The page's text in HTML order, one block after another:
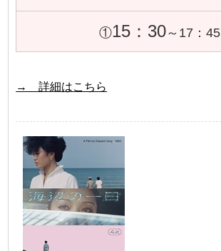
①15：30～17：45
→ 詳細はこちら